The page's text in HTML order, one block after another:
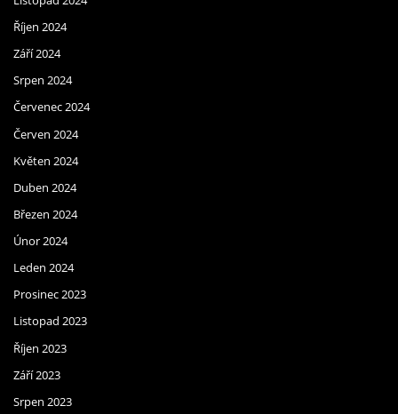
Říjen 2024
Září 2024
Srpen 2024
Červenec 2024
Červen 2024
Květen 2024
Duben 2024
Březen 2024
Únor 2024
Leden 2024
Prosinec 2023
Listopad 2023
Říjen 2023
Září 2023
Srpen 2023